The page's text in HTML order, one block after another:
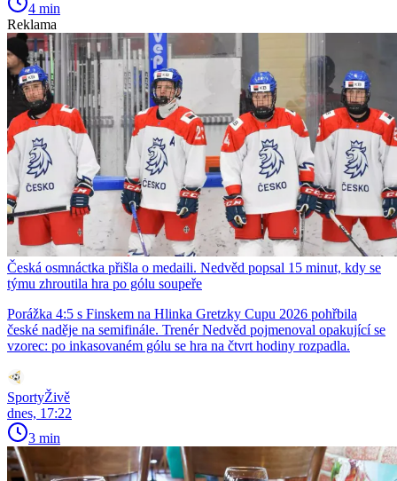
4 min
Reklama
Česká osmnáctka přišla o medaili. Nedvěd popsal 15 minut, kdy se
týmu zhroutila hra po gólu soupeře
Porážka 4:5 s Finskem na Hlinka Gretzky Cupu 2026 pohřbila
české naděje na semifinále. Trenér Nedvěd pojmenoval opakující se
vzorec: po inkasovaném gólu se hra na čtvrt hodiny rozpadla.
SportyŽivě
dnes, 17:22
3 min